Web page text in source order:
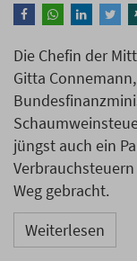
Die Chefin der
Gitta
jüngst auch ein
Weg gebracht.
Weiterlesen